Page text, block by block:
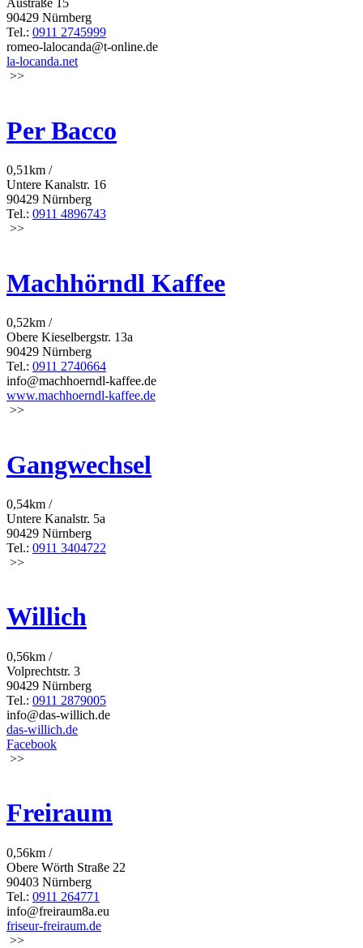
Austraße 15
90429 Nürnberg
Tel.: 0911 2745999
romeo-lalocanda@t-online.de
la-locanda.net
>>
Per Bacco
0,51km /
Untere Kanalstr. 16
90429 Nürnberg
Tel.: 0911 4896743
>>
Machhörndl Kaffee
0,52km /
Obere Kieselbergstr. 13a
90429 Nürnberg
Tel.: 0911 2740664
info@machhoerndl-kaffee.de
www.machhoerndl-kaffee.de
>>
Gangwechsel
0,54km /
Untere Kanalstr. 5a
90429 Nürnberg
Tel.: 0911 3404722
>>
Willich
0,56km /
Volprechtstr. 3
90429 Nürnberg
Tel.: 0911 2879005
info@das-willich.de
das-willich.de
Facebook
>>
Freiraum
0,56km /
Obere Wörth Straße 22
90403 Nürnberg
Tel.: 0911 264771
info@freiraum8a.eu
friseur-freiraum.de
>>